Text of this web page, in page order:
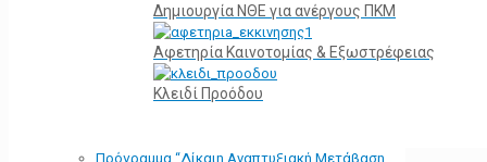
Δημιουργία ΝΘΕ για ανέργους ΠΚΜ
Αφετηρία Kαινοτομίας & Εξωστρέφειας
Κλειδί Προόδου
Πρόγραμμα “Δίκαιη Αναπτυξιακή Μετάβαση